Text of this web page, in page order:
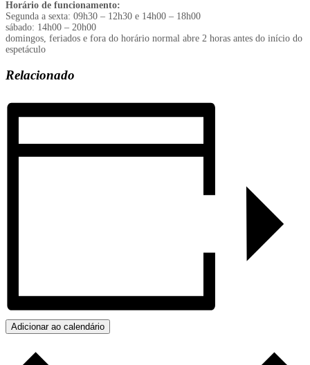
Horário de funcionamento:
Segunda a sexta: 09h30 – 12h30 e 14h00 – 18h00
sábado: 14h00 – 20h00
domingos, feriados e fora do horário normal abre 2 horas antes do início do
espetáculo
Relacionado
Adicionar ao calendário